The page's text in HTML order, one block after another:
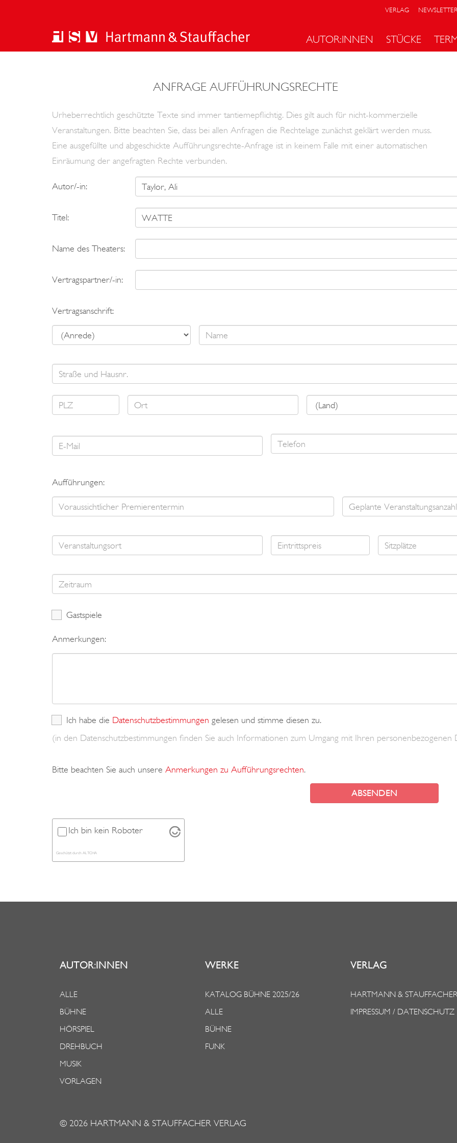
VERLAG
AUTOR:INNEN STÜCKE
ANFRAGE AUFFÜHRUNGSRECHTE
Urheberrechtlich geschützte Texte sind immer tantiemepflichtig. Dies gilt auch für nicht-kommerzielle
Veranstaltungen. Bitte beachten Sie, dass bei allen Anfragen die Rechtelage zunächst geklärt werden muss.
Eine ausgefüllte und abgeschickte Aufführungsrechte-Anfrage ist in keinem Falle mit einer automatischen
Einräumung der angefragten Rechte verbunden.
Autor/-in:
Titel:
Name des Theaters:
Vertragspartner/-in:
Vertragsanschrift:
Aufführungen:
Gastspiele
Anmerkungen:
Ich habe die Datenschutzbestimmungen gelesen und stimme diesen zu.
(in den Datenschutzbestimmungen finden Sie auch Informationen zum Umgang mit Ihren personenbezogenen
Bitte beachten Sie auch unsere Anmerkungen zu Aufführungsrechten.
Ich bin kein Roboter
Geschützt durch ALTCHA
AUTOR:INNEN
ALLE
BÜHNE
HÖRSPIEL
DREHBUCH
MUSIK
VORLAGEN
WERKE
KATALOG BÜHNE 2025/26
ALLE
BÜHNE
FUNK
VERLAG
HARTMANN & STAUFFACHER
IMPRESSUM / DATENSCHUTZ
© 2026 HARTMANN & STAUFFACHER VERLAG